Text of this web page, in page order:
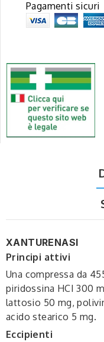
Pagamenti sicuri
XANTURENASI
Principi attivi
Una compressa da
piridossina HCI 300
lattosio 50 mg,
acido stearico 5 mg.
Eccipienti